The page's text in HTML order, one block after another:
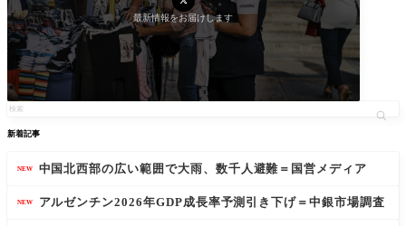
最新情報をお届けします
新着記事
NEW 中国北西部の広い範囲で大雨、数千人避難＝国営メディア
NEW アルゼンチン2026年GDP成長率予測引き下げ＝中銀市場調査